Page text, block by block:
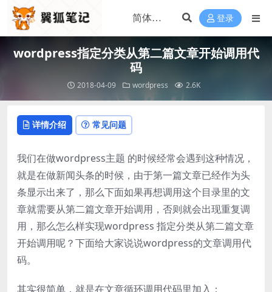
登录
wordpress指定分类从第二篇文章开始调用代
码
2018-04-09 wordpress 2.6K
详情介绍 常见问题
我们在做wordpress主题 的时候经常会遇到这种情况，
就是在做新闻头条的时候，由于第一篇文章已经作为头
条显示出来了，那么下面如果再想调用这个目录里的文
章就需要从第二篇文章开始调用，否则就会出现重复调
用，那么怎么样实现wordpress 指定分类从第二篇文章
开始调用呢？下面给大家说说wordpress的文章调用代
码。
其实很简单，就是在文章循环调用代码里加入：